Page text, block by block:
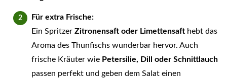
Für extra Frische:
Ein Spritzer Zitronensaft oder Limettensafthebt das
Aroma des Thunfischs wunderbar hervor. Auch
frische Kräuter wie Petersilie, Dill oder Schnittlauch
passen perfekt und geben dem Salat einen